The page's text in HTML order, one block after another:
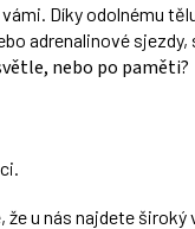
Díky odolnému
adrenalinové
nebo po paměti?
že u nás najdete